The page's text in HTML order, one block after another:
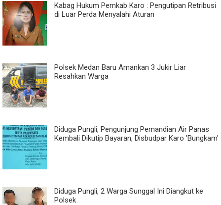
Kabag Hukum Pemkab Karo : Pengutipan Retribusi
di Luar Perda Menyalahi Aturan
Polsek Medan Baru Amankan 3 Jukir Liar
Resahkan Warga
Diduga Pungli, Pengunjung Pemandian Air Panas
Kembali Dikutip Bayaran, Disbudpar Karo 'Bungkam'
Diduga Pungli, 2 Warga Sunggal Ini Diangkut ke
Polsek